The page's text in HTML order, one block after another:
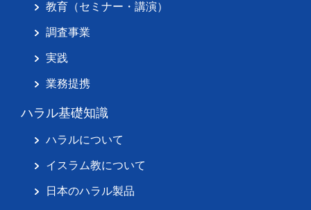
教育（セミナー・講演）
調査事業
実践
業務提携
ハラル基礎知識
ハラルについて
イスラム教について
日本のハラル製品